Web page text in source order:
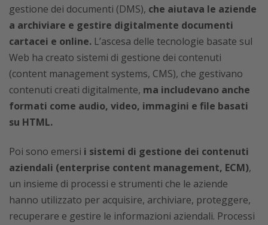
gestione dei documenti (DMS), che aiutava le aziende
a archiviare e gestire digitalmente documenti
cartacei e online. L’ascesa delle tecnologie basate sul
Web ha creato sistemi di gestione dei contenuti
(content management systems, CMS), che gestivano
contenuti creati digitalmente, ma includevano anche
formati come audio, video, immagini e file basati
su HTML.
Poi sono emersi i sistemi di gestione dei contenuti
aziendali (enterprise content management, ECM),
un insieme di processi e strumenti che le aziende
hanno utilizzato per acquisire, archiviare, proteggere,
recuperare e gestire le informazioni aziendali. Processi